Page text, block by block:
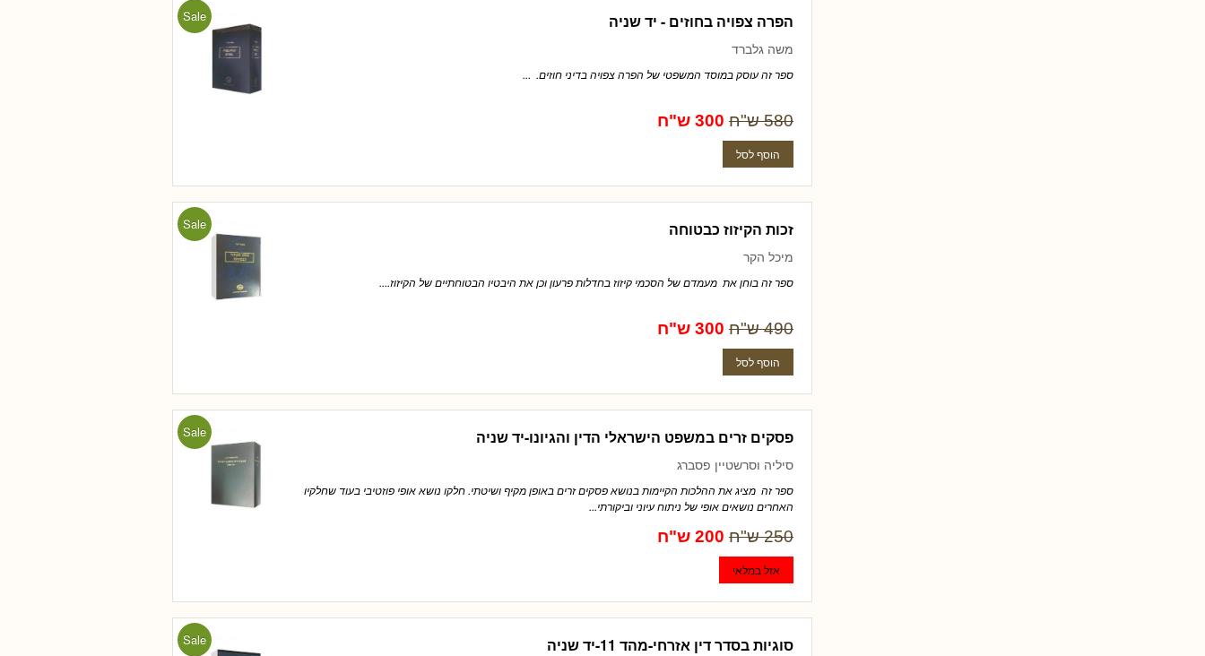
Sale הפרה צפויה בחוזים - יד שניה
משה גלברד
ספר זה עוסק במוסד המשפטי של הפרה צפויה בדיני חוזים. ...
580 ש"ח 300 ש"ח
Sale זכות הקיזוז כבטוחה
מיכל הקר
ספר זה בוחן את מעמדם של הסכמי קיזוז בחדלות פרעון וכן את היבטיו הבטוחתיים של הקיזוז....
490 ש"ח 300 ש"ח
Sale פסקים זרים במשפט הישראלי הדין והגיונו-יד שניה
סיליה וסרשטיין פסברג
ספר זה מציג את ההלכות הקיימות בנושא פסקים זרים באופן מקיף ושיטתי. חלקו נושא אופי פוזטיבי בעוד שחלקיו
האחרים נושאים אופי של ניתוח עיוני וביקורתי...
250 ש"ח 200 ש"ח
Sale סוגיות בסדר דין אזרחי-מהד 11-יד שניה